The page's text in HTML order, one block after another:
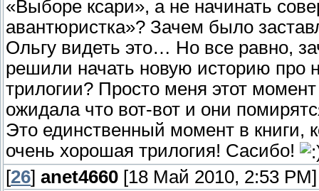
«Выборе ксари», а не начинать
авантюристка»? Зачем было
Ольгу видеть это… Но все равно,
решили начать новую историю про
трилогии? Просто меня этот
ожидала что вот-вот и они
Это единственный момент в книги,
очень хорошая трилогия! Сасибо!
[26] anet4660 [18 Май 2010, 2:53 PM]